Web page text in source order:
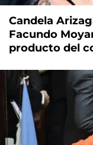
Candela
Facundo
producto del